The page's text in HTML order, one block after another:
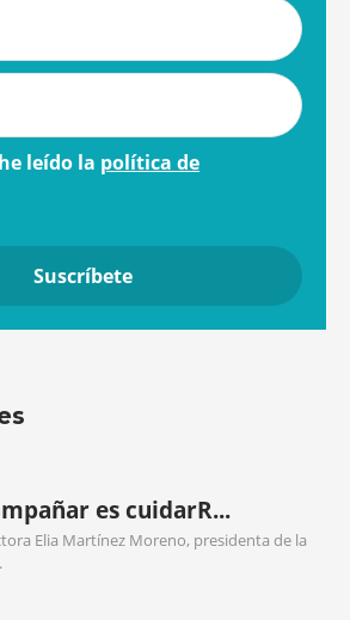
leído la política de
es cuidarR...
Elia Martínez Moreno, presidenta de la